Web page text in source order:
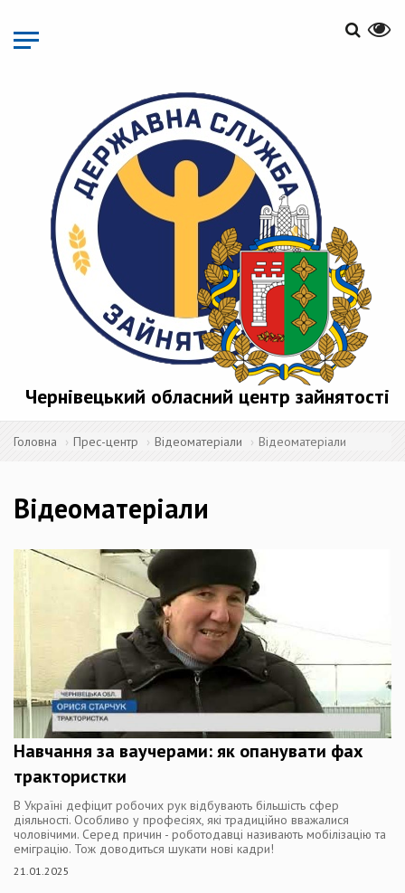
основного
матеріалу
Чернівецький обласний центр зайнятості
Головна Прес-центр Відеоматеріали Відеоматеріали
Відеоматеріали
Навчання за ваучерами: як опанувати фах
трактористки
В Україні дефіцит робочих рук відбувають більшість сфер
діяльності. Особливо у професіях, які традиційно вважалися
чоловічими. Серед причин - роботодавці називають мобілізацію та
еміграцію. Тож доводиться шукати нові кадри!
21.01.2025